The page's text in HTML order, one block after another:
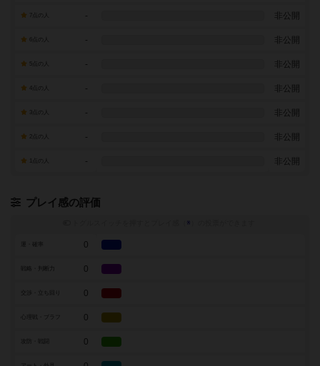
7点の人 - 非公開
- 非公開
- 非公開
- 非公開
- 非公開
- 非公開
- 非公開
プレイ感の評価
※
0
戦略・判断力 0
0
0
0